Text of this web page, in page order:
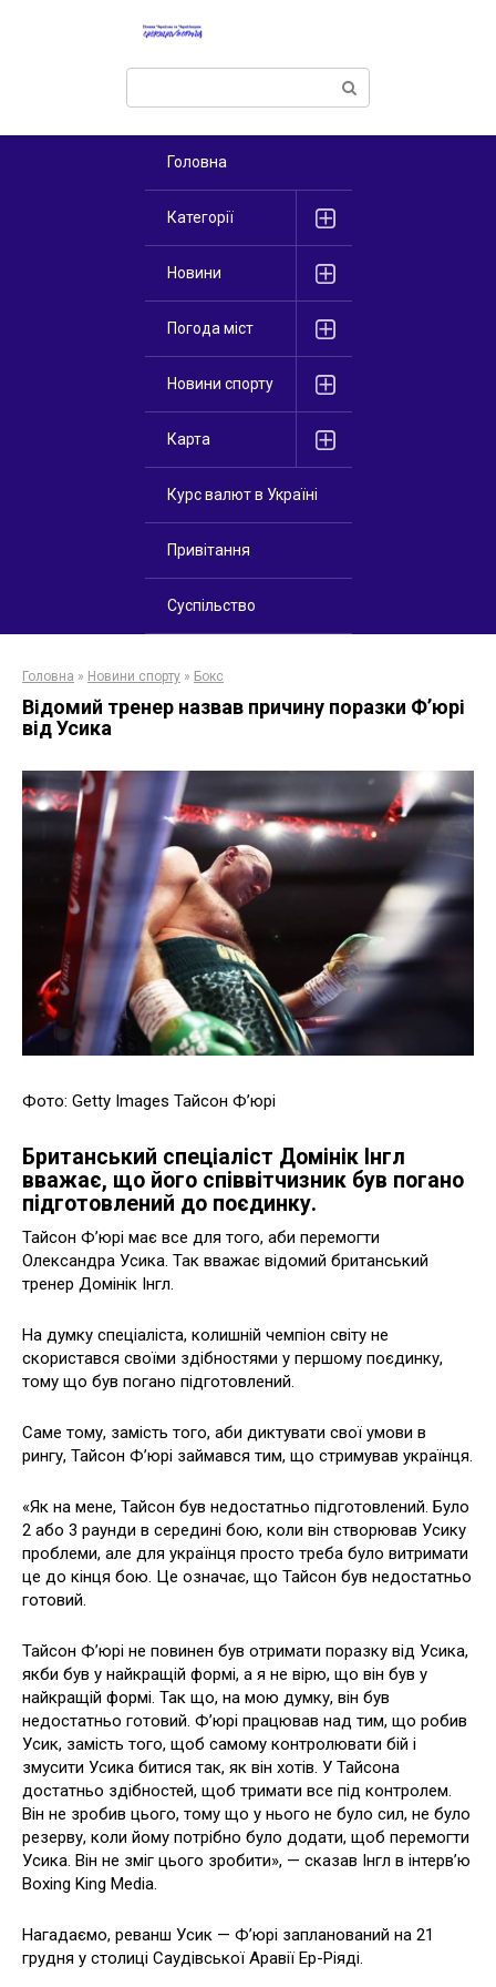
Поиск:
Головна
Категорії
Новини
Погода міст
Новини спорту
Карта
Курс валют в Україні
Привітання
Суспільство
Головна » Новини спорту » Бокс
Відомий тренер назвав причину поразки Ф’юрі
від Усика
Фото: Getty Images Тайсон Ф’юрі
Британський спеціаліст Домінік Інгл
вважає, що його співвітчизник був погано
підготовлений до поєдинку.
Тайсон Ф’юрі має все для того, аби перемогти
Олександра Усика. Так вважає відомий британський
тренер Домінік Інгл.
На думку спеціаліста, колишній чемпіон світу не
скористався своїми здібностями у першому поєдинку,
тому що був погано підготовлений.
Саме тому, замість того, аби диктувати свої умови в
рингу, Тайсон Ф’юрі займався тим, що стримував українця.
«Як на мене, Тайсон був недостатньо підготовлений. Було
2 або 3 раунди в середині бою, коли він створював Усику
проблеми, але для українця просто треба було витримати
це до кінця бою. Це означає, що Тайсон був недостатньо
готовий.
Тайсон Ф’юрі не повинен був отримати поразку від Усика,
якби був у найкращій формі, а я не вірю, що він був у
найкращій формі. Так що, на мою думку, він був
недостатньо готовий. Фʼюрі працював над тим, що робив
Усик, замість того, щоб самому контролювати бій і
змусити Усика битися так, як він хотів. У Тайсона
достатньо здібностей, щоб тримати все під контролем.
Він не зробив цього, тому що у нього не було сил, не було
резерву, коли йому потрібно було додати, щоб перемогти
Усика. Він не зміг цього зробити», — сказав Інгл в інтерв’ю
Boxing King Media.
Нагадаємо, реванш Усик — Ф’юрі запланований на 21
грудня у столиці Саудівської Аравії Ер-Ріяді.